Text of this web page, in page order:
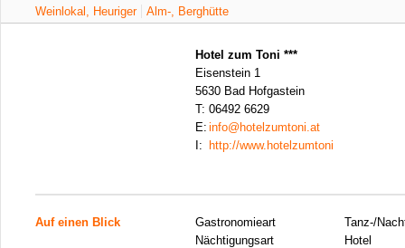
Weinlokal, Heuriger
Alm-, Berghütte
Hotel zum Toni ***
Eisenstein 1
5630 Bad Hofgastein
T: 06492 6629
E: info@hotelzumtoni.at
I:
http://www.hotelzumtoni
Auf einen Blick Gastronomieart
Tanz-/
Nächtigungsart
Hotel